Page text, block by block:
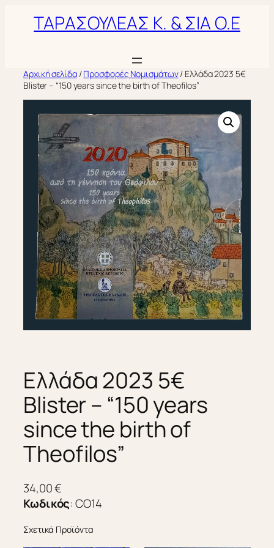
ΤΑΡΑΣΟΥΛΕΑΣ Κ. & ΣΙΑ Ο.Ε
Αρχική σελίδα/Προσφορές Νομισμάτων/ Ελλάδα 2023 5€
Blister – “150 years since the birth of Theofilos”
Ελλάδα 2023 5€
Blister – “150 years
since the birth of
Theofilos”
34,00€
Κωδικός:CO14
Σχετικά Προϊόντα